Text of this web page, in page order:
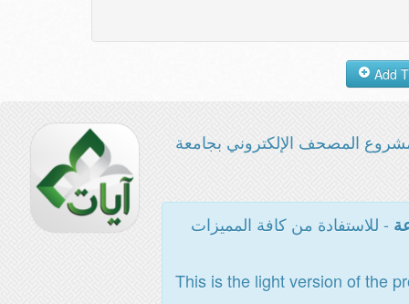
المصحف الإلكتروني بجامعة
- للاستفادة من كافة المميزات
This is the light version of the